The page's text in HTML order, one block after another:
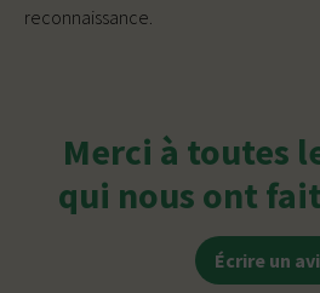
reconnaissance.
Merci à toutes
qui nous ont
Écrire un